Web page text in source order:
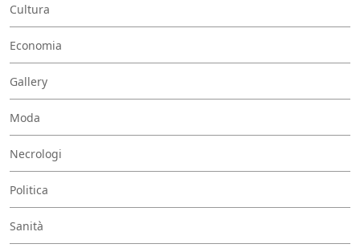
Cultura
Economia
Gallery
Moda
Necrologi
Politica
Sanità